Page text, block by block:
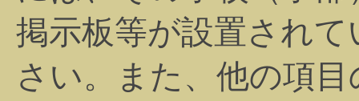
掲示板等が設置され
さい。また、他の項